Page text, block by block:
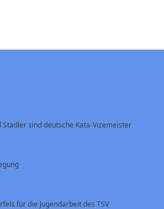
Stadler sind deutsche Kata-Vizemeister
für die Jugendarbeit des TSV